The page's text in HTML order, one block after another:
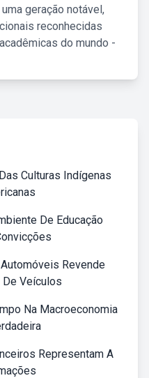
geração notável,
reconhecidas
do mundo -
Culturas Indígenas
De Educação
Revende
Veículos
Na Macroeconomia
Representam A